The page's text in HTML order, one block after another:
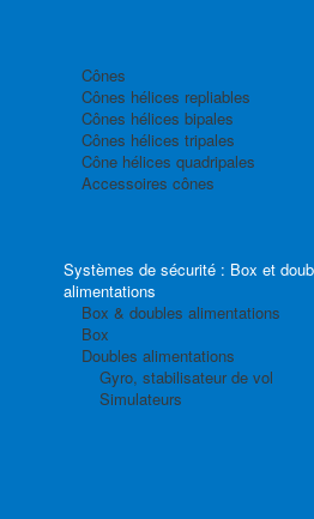
Cônes
Cônes hélices repliables
Cônes hélices bipales
Cônes hélices tripales
Cône hélices quadripales
Accessoires cônes
Systèmes de sécurité : Box et
alimentations
Box & doubles alimentations
Box
Doubles alimentations
Gyro, stabilisateur de vol
Simulateurs